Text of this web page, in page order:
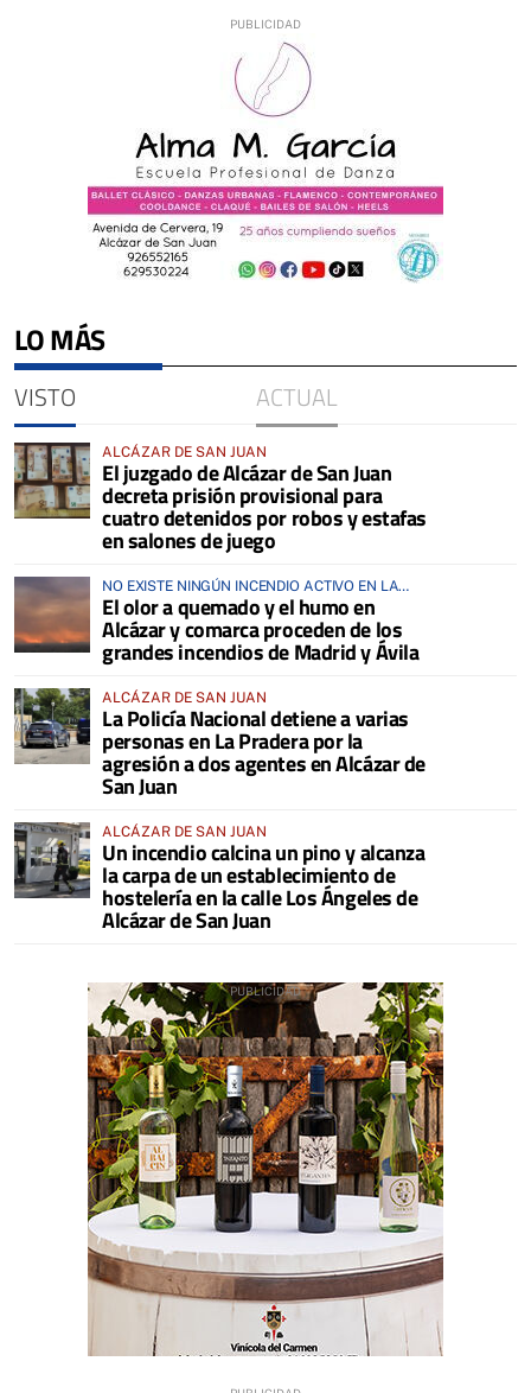
LO MÁS
VISTO ACTUAL
ALCÁZAR DE SAN JUAN
El juzgado de Alcázar de San Juan
decreta prisión provisional para
cuatro detenidos por robos y estafas
en salones de juego
NO EXISTE NINGÚN INCENDIO ACTIVO EN LA
COMARCA
El olor a quemado y el humo en
Alcázar y comarca proceden de los
grandes incendios de Madrid y Ávila
ALCÁZAR DE SAN JUAN
La Policía Nacional detiene a varias
personas en La Pradera por la
agresión a dos agentes en Alcázar de
San Juan
ALCÁZAR DE SAN JUAN
Un incendio calcina un pino y alcanza
la carpa de un establecimiento de
hostelería en la calle Los Ángeles de
Alcázar de San Juan